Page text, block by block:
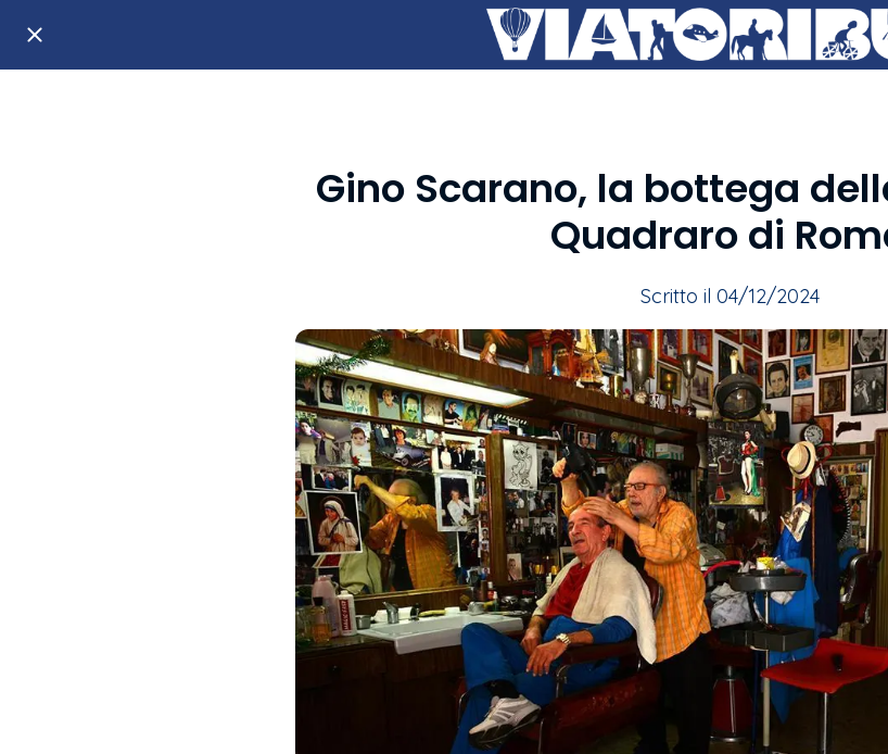
Gino Scarano, la bottega
Quadraro di
Scritto il 04/12/2024